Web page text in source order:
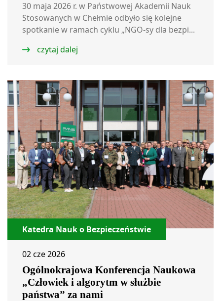
30 maja 2026 r. w Państwowej Akademii Nauk
Stosowanych w Chełmie odbyło się kolejne
spotkanie w ramach cyklu „NGO-sy dla bezpi...
czytaj dalej
Katedra Nauk o Bezpieczeństwie
02 cze 2026
Ogólnokrajowa Konferencja Naukowa
„Człowiek i algorytm w służbie
państwa” za nami